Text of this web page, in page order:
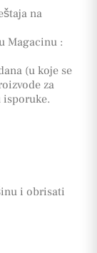
na
Magacinu :
(u koje se
za
isporuke.
i obrisati